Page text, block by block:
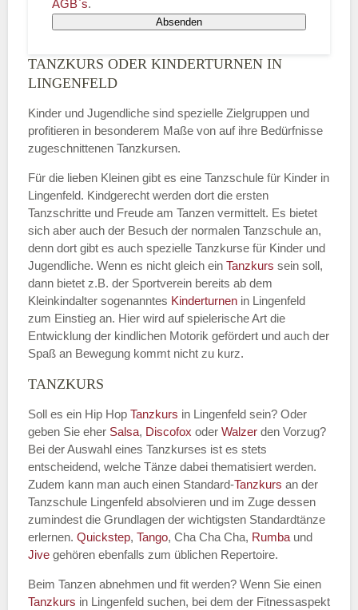
AGB`s.
Absenden
TANZKURS ODER KINDERTURNEN IN
LINGENFELD
Kinder und Jugendliche sind spezielle Zielgruppen und
profitieren in besonderem Maße von auf ihre Bedürfnisse
zugeschnittenen Tanzkursen.
Für die lieben Kleinen gibt es eine Tanzschule für Kinder in
Lingenfeld. Kindgerecht werden dort die ersten
Tanzschritte und Freude am Tanzen vermittelt. Es bietet
sich aber auch der Besuch der normalen Tanzschule an,
denn dort gibt es auch spezielle Tanzkurse für Kinder und
Jugendliche. Wenn es nicht gleich ein Tanzkurs sein soll,
dann bietet z.B. der Sportverein bereits ab dem
Kleinkindalter sogenanntes Kinderturnen in Lingenfeld
zum Einstieg an. Hier wird auf spielerische Art die
Entwicklung der kindlichen Motorik gefördert und auch der
Spaß an Bewegung kommt nicht zu kurz.
TANZKURS
Soll es ein Hip Hop Tanzkurs in Lingenfeld sein? Oder
geben Sie eher Salsa, Discofox oder Walzer den Vorzug?
Bei der Auswahl eines Tanzkurses ist es stets
entscheidend, welche Tänze dabei thematisiert werden.
Zudem kann man auch einen Standard-Tanzkurs an der
Tanzschule Lingenfeld absolvieren und im Zuge dessen
zumindest die Grundlagen der wichtigsten Standardtänze
erlernen. Quickstep, Tango, Cha Cha Cha, Rumba und
Jive gehören ebenfalls zum üblichen Repertoire.
Beim Tanzen abnehmen und fit werden? Wenn Sie einen
Tanzkurs in Lingenfeld suchen, bei dem der Fitnessaspekt